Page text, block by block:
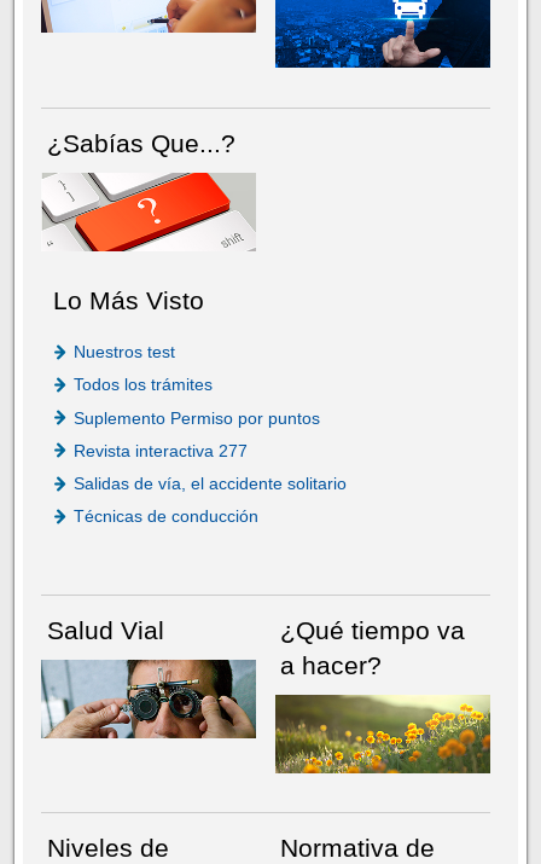
¿Sabías Que...?
Lo Más Visto
Nuestros test
Todos los trámites
Suplemento Permiso por puntos
Revista interactiva 277
Salidas de vía, el accidente solitario
Técnicas de conducción
Salud Vial
¿Qué tiempo va
a hacer?
Niveles de
Normativa de